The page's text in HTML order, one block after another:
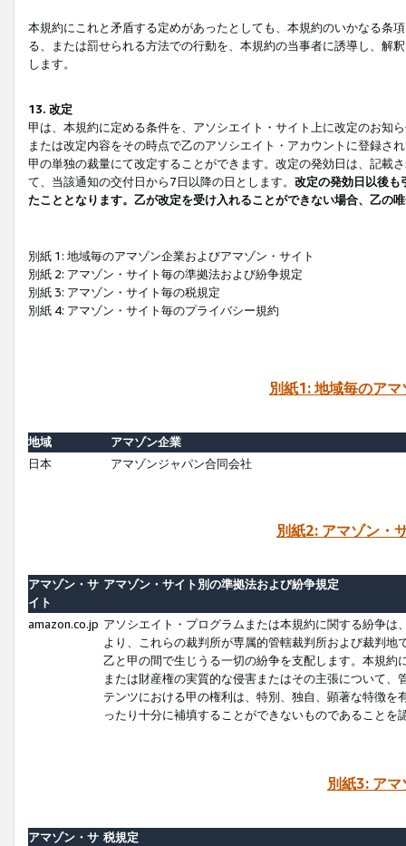
本規約にこれと矛盾する定めがあったとしても、本規約のいかなる条
る、または罰せられる方法での行動を、本規約の当事者に誘導し、解
します。
13. 改定
甲は、本規約に定める条件を、アソシエイト・サイト上に改定のお知
または改定内容をその時点で乙のアソシエイト・アカウントに登録さ
甲の単独の裁量にて改定することができます。改定の発効日は、記載
て、当該通知の交付日から7日以降の日とします。 改定の発効日以後も
たこととなります。乙が改定を受け入れることができない場合、乙の
別紙 1: 地域毎のアマゾン企業およびアマゾン・サイト
別紙 2: アマゾン・サイト毎の準拠法および紛争規定
別紙 3: アマゾン・サイト毎の税規定
別紙 4: アマゾン・サイト毎のプライバシー規約
別紙1: 地域毎のア
地域
アマゾン企業
日本
アマゾンジャパン合同会社
別紙2: アマゾン・
アマゾン・サ
イト
アマゾン・サイト別の準拠法および紛争規定
amazon.co.jp アソシエイト・プログラムまたは本規約に関する紛争
より、これらの裁判所が専属的管轄裁判所および裁判
乙と甲の間で生じうる一切の紛争を支配します。本規
または財産権の実質的な侵害またはその主張について
テンツにおける甲の権利は、特別、独自、顕著な特徴
ったり十分に補填することができないものであることを
別紙3: ア
アマゾン・サ 税規定